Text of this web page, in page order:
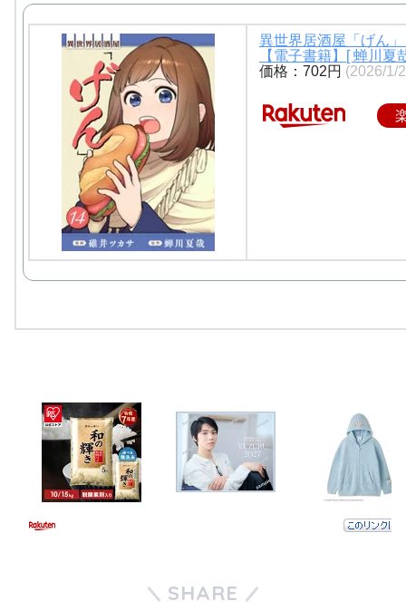
異世界居酒屋「げん
【電子書籍】[ 蝉川夏
価格：702円 (2026/1/
SHARE